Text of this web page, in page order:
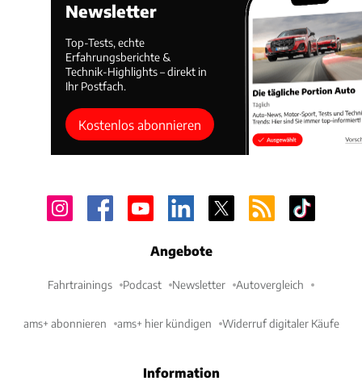
Newsletter
Top-Tests, echte
Erfahrungsberichte &
Technik-Highlights – direkt in
Ihr Postfach.
Kostenlos abonnieren
Angebote
Fahrtrainings Podcast Newsletter Autovergleich
ams+ abonnieren ams+ hier kündigen Widerruf digitaler Käufe
Information